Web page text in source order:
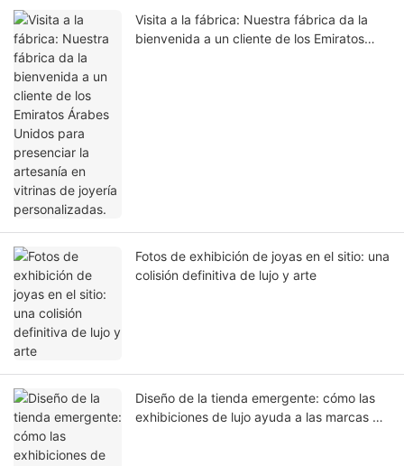
Visita a la fábrica: Nuestra fábrica da la
bienvenida a un cliente de los Emiratos
Fotos de exhibición de joyas en el sitio: una
colisión definitiva de lujo y arte
Diseño de la tienda emergente: cómo las
exhibiciones de lujo ayuda a las marcas de